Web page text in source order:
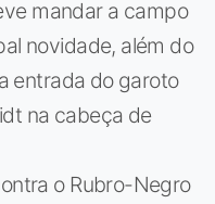
mandar a campo
novidade, além do
entrada do garoto
na cabeça de
o Rubro-Negro